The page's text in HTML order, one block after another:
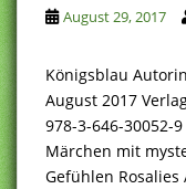
August 29, 2017
Königsblau
August 2017
978-3-646-30052-
Märchen mit
Gefühlen